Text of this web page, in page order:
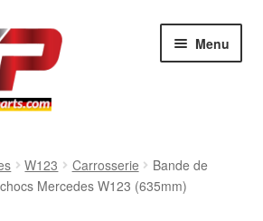
Menu
W123 Carrosserie
Bande de
Mercedes W123 (635mm)